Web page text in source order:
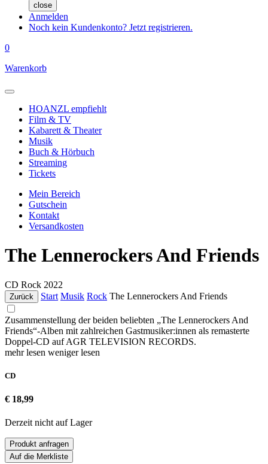
close
Anmelden
Noch kein Kundenkonto? Jetzt registrieren.
0
Warenkorb
HOANZL empfiehlt
Film & TV
Kabarett & Theater
Musik
Buch & Hörbuch
Streaming
Tickets
Mein Bereich
Gutschein
Kontakt
Versandkosten
The Lennerockers And Friends
CD Rock 2022
Zurück Start Musik Rock The Lennerockers And Friends
Zusammenstellung der beiden beliebten „The Lennerockers And
Friends“-Alben mit zahlreichen Gastmusiker:innen als remasterte
Doppel-CD auf AGR TELEVISION RECORDS.
mehr lesen weniger lesen
CD
€ 18,99
Derzeit nicht auf Lager
Produkt anfragen
Auf die Merkliste